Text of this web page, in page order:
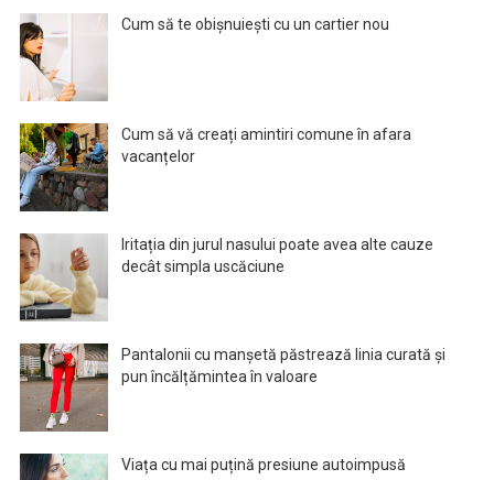
Cum să te obișnuiești cu un cartier nou
Cum să vă creați amintiri comune în afara
vacanțelor
Iritația din jurul nasului poate avea alte cauze
decât simpla uscăciune
Pantalonii cu manșetă păstrează linia curată și
pun încălțămintea în valoare
Viața cu mai puțină presiune autoimpusă